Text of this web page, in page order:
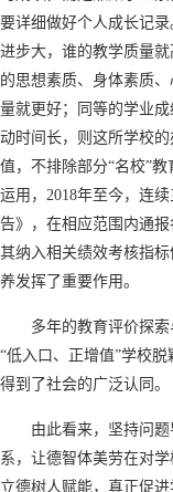
要详细做好个人成长记
进步大，谁的教学质量
的思想素质、身体素质
量就更好；同等的学业
动时间长，则这所学校
值，不排除部分“名校”
运用，2018年至今，连
告》，在相应范围内通
其纳入相关绩效考核指
养发挥了重要作用。
多年的教育评价探
“低入口、正增值”学校
得到了社会的广泛认同。
由此看来，坚持问
系，让德智体美劳在对
立德树人赋能，真正促